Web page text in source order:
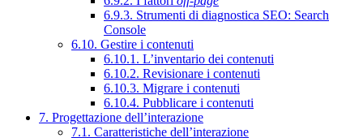
6.9.3. Strumenti di diagnostica SEO: Search
Console
6.10. Gestire i contenuti
6.10.1. L’inventario dei contenuti
6.10.2. Revisionare i contenuti
6.10.3. Migrare i contenuti
6.10.4. Pubblicare i contenuti
7. Progettazione dell’interazione
7.1. Caratteristiche dell’interazione